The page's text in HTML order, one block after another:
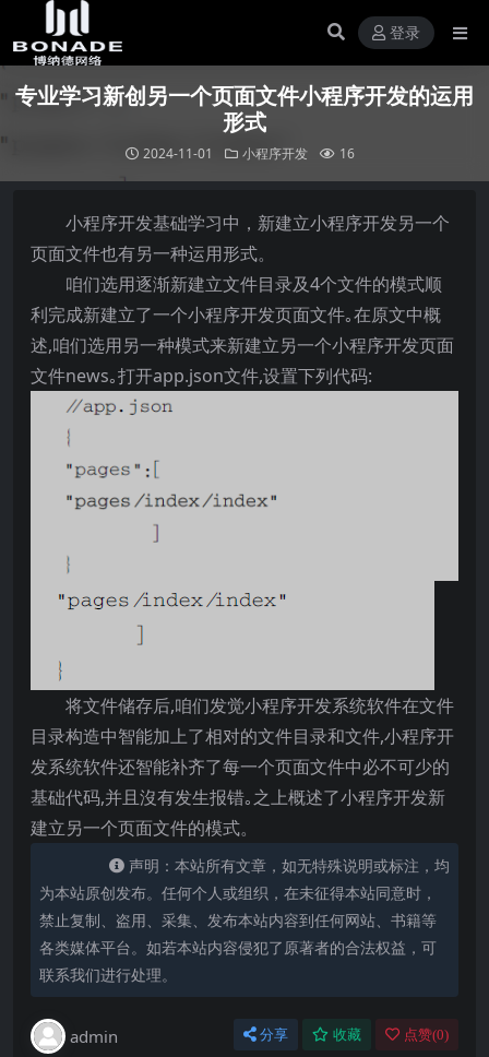
登录
专业学习新创另一个页面文件小程序开发的运用
形式
2024-11-01 小程序开发 16
小程序开发基础学习中，新建立小程序开发另一个
页面文件也有另一种运用形式。
咱们选用逐渐新建立文件目录及4个文件的模式顺
利完成新建立了一个小程序开发页面文件｡在原文中概
述,咱们选用另一种模式来新建立另一个小程序开发页面
文件news｡打开app.json文件,设置下列代码:
将文件储存后,咱们发觉小程序开发系统软件在文件
目录构造中智能加上了相对的文件目录和文件,小程序开
发系统软件还智能补齐了每一个页面文件中必不可少的
基础代码,并且沒有发生报错｡之上概述了小程序开发新
建立另一个页面文件的模式。
声明：本站所有文章，如无特殊说明或标注，均
为本站原创发布。任何个人或组织，在未征得本站同意时，
禁止复制、盗用、采集、发布本站内容到任何网站、书籍等
各类媒体平台。如若本站内容侵犯了原著者的合法权益，可
联系我们进行处理。
admin 分享 收藏 点赞(0)